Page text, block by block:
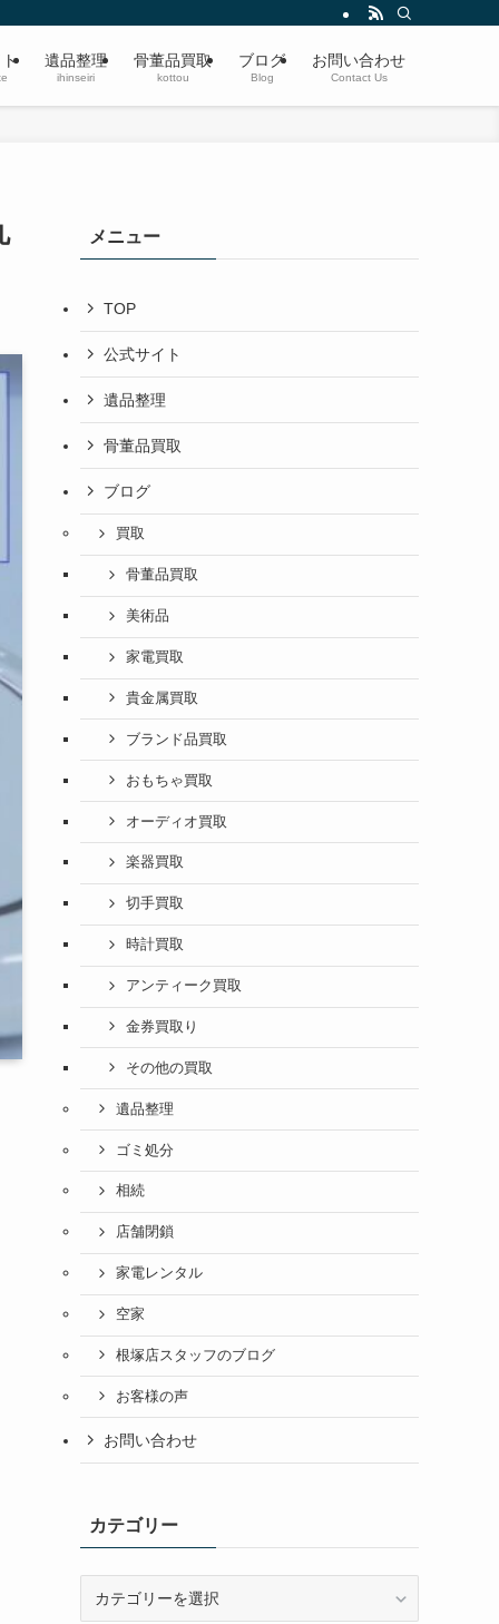
整理・生前整理・蔵の整理・空き家整理〜ブランド品、切手、楽器、時計、
遺品整理
ihinseiri
骨董品買取
kottou
ブログ
Blog
お問い合わせ
Contact Us
メニュー
TOP
公式サイト
遺品整理
骨董品買取
ブログ
買取
骨董品買取
美術品
家電買取
貴金属買取
ブランド品買取
おもちゃ買取
オーディオ買取
楽器買取
切手買取
時計買取
アンティーク買取
金券買取り
その他の買取
遺品整理
ゴミ処分
相続
店舗閉鎖
家電レンタル
空家
根塚店スタッフのブログ
お客様の声
お問い合わせ
カテゴリー